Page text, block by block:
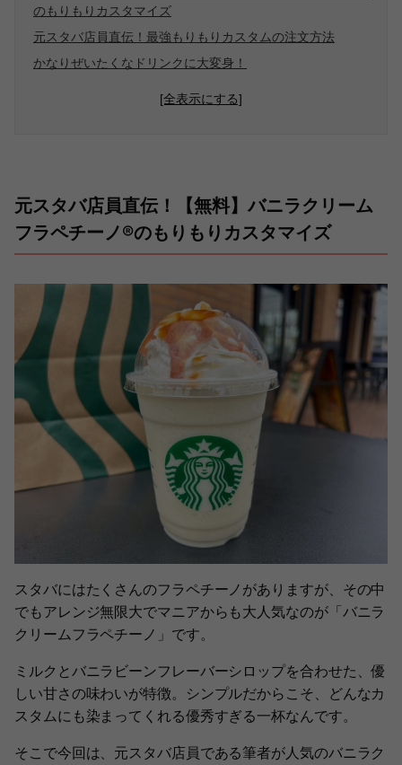
のもりもりカスタマイズ
元スタバ店員直伝！最強もりもりカスタムの注文方法
かなりぜいたくなドリンクに大変身！
[全表示にする]
元スタバ店員直伝！【無料】バニラクリーム
フラペチーノ®のもりもりカスタマイズ
スタバにはたくさんのフラペチーノがありますが、その中
でもアレンジ無限大でマニアからも大人気なのが「バニラ
クリームフラペチーノ」です。
ミルクとバニラビーンフレーバーシロップを合わせた、優
しい甘さの味わいが特徴。シンプルだからこそ、どんなカ
スタムにも染まってくれる優秀すぎる一杯なんです。
そこで今回は、元スタバ店員である筆者が人気のバニラク